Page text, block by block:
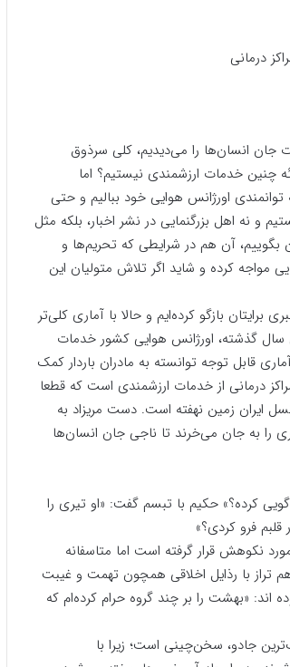
جان انسان‌ها را می‌دیدیم، کلی سرذوق
چنین خدمات ارزشمندی نیستیم؟ اما
اورژانس هوایی خود ببالیم و حتی
و نه اهل بزرگنمایی در نشر اخبار، بلکه مثل
بگوییم، آن هم در شرایطی که تحریم‌ها و
مواجه کرده و شاید اگر تلاش متولیان این
بازگو کرده‌ایم و حالا با آماری کلی‌تر
گذشته، اورژانس هوایی کشور خدمات
قابل توجه توانسته به مادران باردار کمک
به مراکز درمانی از خدمات ارزشمندی است که قطعا
ایران زمین نهفته است. دست مریزاد به
را به جان می‌خرند تا ناجی جان انسان‌ها
کرده؟» حکیم با تبسم گفت: «او تیری را
فرو کردی؟»
نکوهش قرار گرفته است اما متاسفانه
تراز با رذایل اخلاقی همچون تهمت و غیبت
اند: «بهشت را بر چند گروه حرام کرده‌ام که
جادو، سخن‌چینی است؛ زیرا با